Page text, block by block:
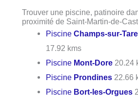
Trouver une piscine, patinoire
proximité de Saint-Martin-de-
PiscineChamps-sur-
17.92 kms
Piscine Mont-Dore 20.24
Piscine Prondines 22.66
Piscine Bort-les-Orgues